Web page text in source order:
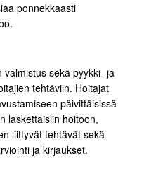
ponnekkaasti
sekä pyykki- ja
tehtäviin. Hoitajat
päivittäisissä
laskettaisiin hoitoon,
liittyvät tehtävät sekä
ja kirjaukset.